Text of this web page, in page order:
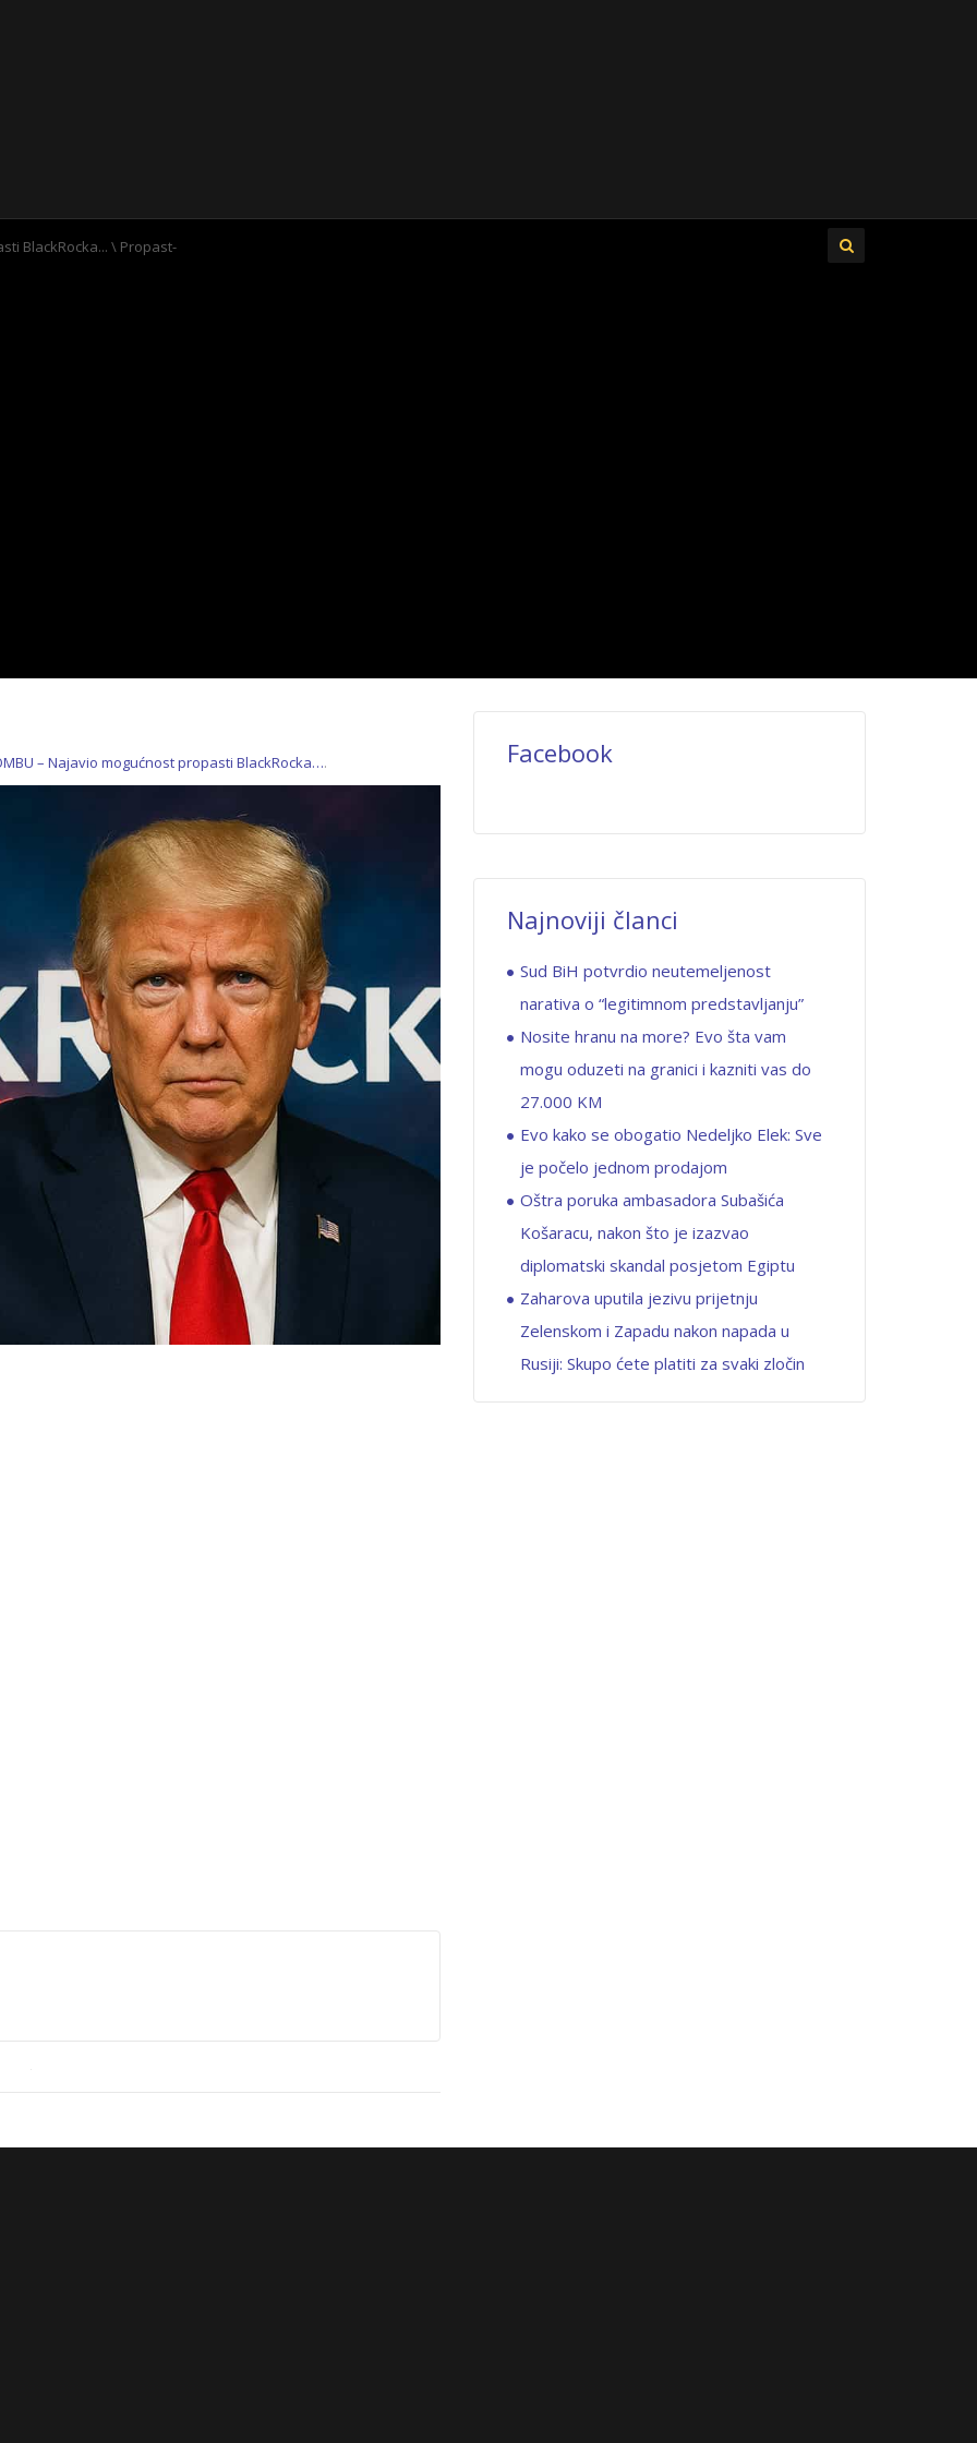
BlackRocka... \ Propast-
– Najavio mogućnost propasti BlackRocka…. Facebook
Najnoviji članci
Sud BiH potvrdio neutemeljenost
narativa o “legitimnom predstavljanju”
Nosite hranu na more? Evo šta vam
mogu oduzeti na granici i kazniti vas do
27.000 KM
Evo kako se obogatio Nedeljko Elek: Sve
je počelo jednom prodajom
Oštra poruka ambasadora Subašića
Košaracu, nakon što je izazvao
diplomatski skandal posjetom Egiptu
Zaharova uputila jezivu prijetnju
Zelenskom i Zapadu nakon napada u
Rusiji: Skupo ćete platiti za svaki zločin